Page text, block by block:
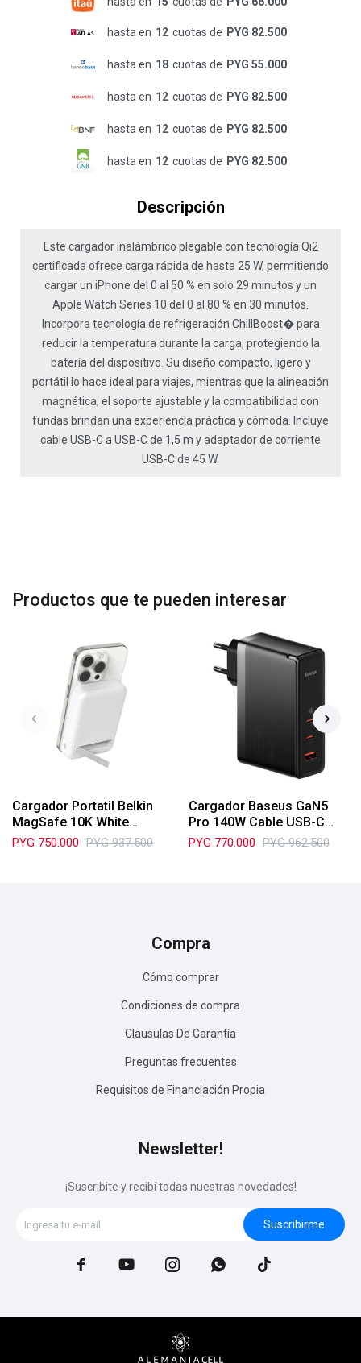
hasta en 12 cuotas de PYG 82.500
hasta en 18 cuotas de PYG 55.000
hasta en 12 cuotas de PYG 82.500
hasta en 12 cuotas de PYG 82.500
hasta en 12 cuotas de PYG 82.500
Descripción
Este cargador inalámbrico plegable con tecnología Qi2
certificada ofrece carga rápida de hasta 25 W, permitiendo
cargar un iPhone del 0 al 50 % en solo 29 minutos y un
Apple Watch Series 10 del 0 al 80 % en 30 minutos.
Incorpora tecnología de refrigeración ChillBoost� para
reducir la temperatura durante la carga, protegiendo la
batería del dispositivo. Su diseño compacto, ligero y
portátil lo hace ideal para viajes, mientras que la alineación
magnética, el soporte ajustable y la compatibilidad con
fundas brindan una experiencia práctica y cómoda. Incluye
cable USB-C a USB-C de 1,5 m y adaptador de corriente
USB-C de 45 W.
Productos que te pueden interesar
Cargador Portatil Belkin
MagSafe 10K White
BPD008BTWH
PYG 750.000 PYG 937.500
Cargador Baseus GaN5
Pro 140W Cable USB-C
CCGP100201/2
PYG 770.000 PYG 962.500
Compra
Cómo comprar
Condiciones de compra
Clausulas De Garantía
Preguntas frecuentes
Requisitos de Financiación Propia
Newsletter!
¡Suscribite y recibí todas nuestras novedades!
Suscribirme
    